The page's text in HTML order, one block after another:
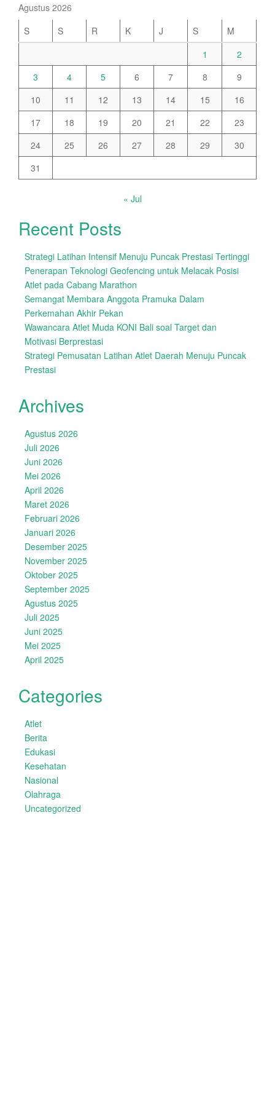
Agustus 2026
S
S R K J S
M
1
2
3
4 5 6 7 8
9
10
11 12 13 14 15
16
17
18 19 20 21 22
23
24
25 26 27 28 29
30
31
« Jul
Recent Posts
Strategi Latihan Intensif Menuju Puncak Prestasi Tertinggi
Penerapan Teknologi Geofencing untuk Melacak Posisi
Atlet pada Cabang Marathon
Semangat Membara Anggota Pramuka Dalam
Perkemahan Akhir Pekan
Wawancara Atlet Muda KONI Bali soal Target dan
Motivasi Berprestasi
Strategi Pemusatan Latihan Atlet Daerah Menuju Puncak
Prestasi
Archives
Agustus 2026
Juli 2026
Juni 2026
Mei 2026
April 2026
Maret 2026
Februari 2026
Januari 2026
Desember 2025
November 2025
Oktober 2025
September 2025
Agustus 2025
Juli 2025
Juni 2025
Mei 2025
April 2025
Categories
Atlet
Berita
Edukasi
Kesehatan
Nasional
Olahraga
Uncategorized